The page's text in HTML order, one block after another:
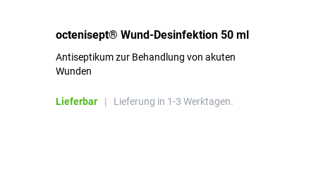
octenisept® Wund-Desinfektion 50 ml
Antiseptikum zur Behandlung von akuten
Wunden
Lieferbar | Lieferung in 1-3 Werktagen.